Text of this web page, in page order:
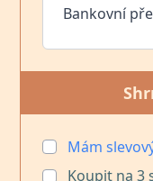
Bankovní
Mám
Koupit na3